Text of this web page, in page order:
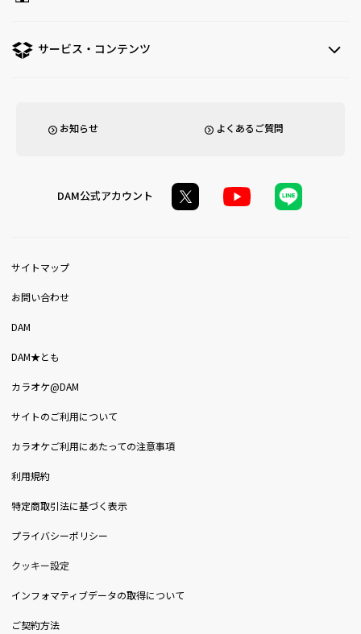
サービス・コンテンツ
お知らせ よくあるご質問
DAM公式アカウント
サイトマップ
お問い合わせ
DAM
DAM★とも
カラオケ@DAM
サイトのご利用について
カラオケご利用にあたっての注意事項
利用規約
特定商取引法に基づく表示
プライバシーポリシー
クッキー設定
インフォマティブデータの取得について
ご契約方法